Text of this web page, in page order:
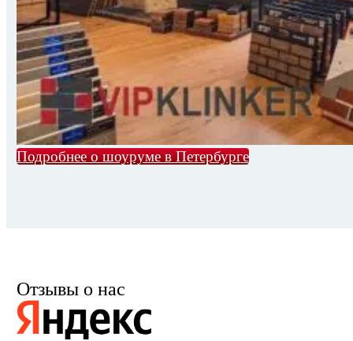
Подробнее о шоуруме в Петербурге
Отзывы о нас